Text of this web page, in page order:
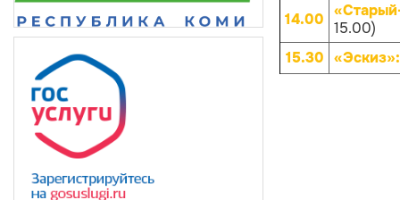
14.00 15.00)
15.30